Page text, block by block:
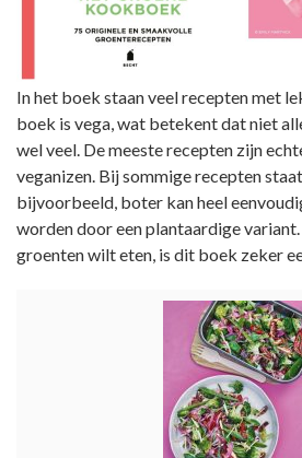
In het boek staan veel recepten met
boek is vega, wat betekent dat niet
wel veel. De meeste recepten zijn
veganizen. Bij sommige recepten
bijvoorbeeld, boter kan heel
worden door een plantaardige
groenten wilt eten, is dit boek zeker